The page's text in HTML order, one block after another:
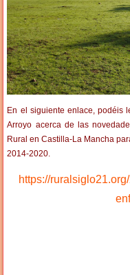
En el siguiente enlace, podéis
Arroyo acerca de las
Rural en Castilla-La Mancha
2014-2020.
https://